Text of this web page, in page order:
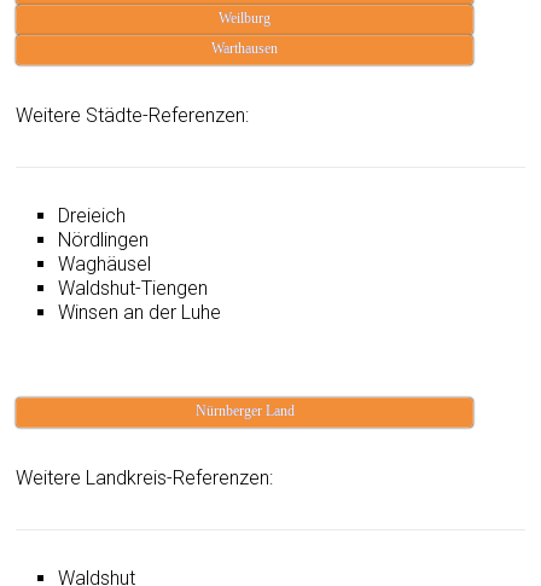
Weilburg
Warthausen
Weitere Städte-Referenzen:
Dreieich
Nördlingen
Waghäusel
Waldshut-Tiengen
Winsen an der Luhe
Nürnberger Land
Weitere Landkreis-Referenzen:
Waldshut